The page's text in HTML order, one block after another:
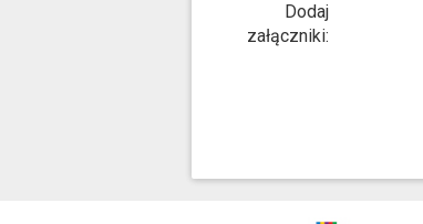
Dodaj
załączniki: